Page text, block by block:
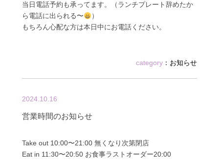
当日電話予約も承ってます。（ランチプレート辞めたか
ら電話に出られる〜
）
もちろん心配な方は本日中にお電話ください。
category ： お知らせ
2024.10.16
営業時間のお知らせ
Take out 10:00〜21:00 無くなり次第閉店
Eat in 11:30〜20:50 お食事ラストオーダー20:00